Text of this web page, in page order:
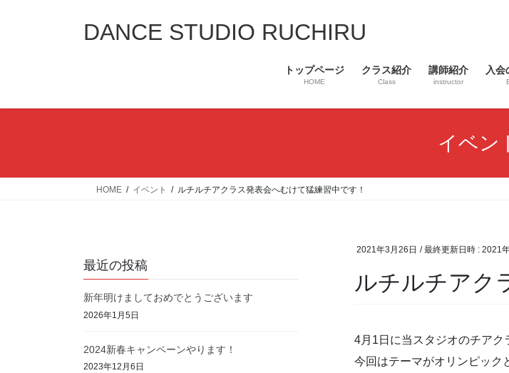
ス
ン
DANCE STUDIO RUCHIRU
トップページ
HOME
クラス紹介
Class
講師紹介
instructor
入会
イベン
HOME イベント ルチルチアクラス発表会へむけて猛練習中です！
2021年3月26日 / 最終更新日時 : 2021
ルチルチアク
4月1日に当スタジオのチアク
今回はテーマがオリンピック
最近の投稿
新年明けましておめでとうございます
2026年1月5日
2024新春キャンペーンやります！
2023年12月6日